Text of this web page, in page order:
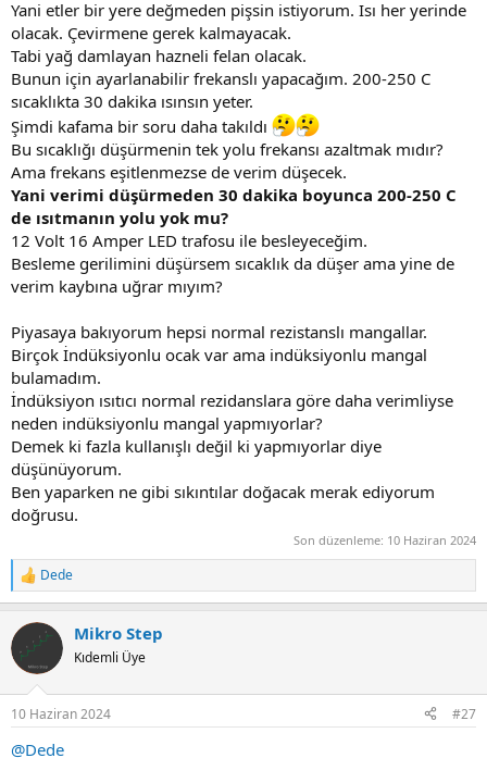
Yani etler bir yere değmeden pişsin istiyorum. Isı her yerinde
olacak. Çevirmene gerek kalmayacak.
Tabi yağ damlayan hazneli felan olacak.
Bunun için ayarlanabilir frekanslı yapacağım. 200-250 C
sıcaklıkta 30 dakika ısınsın yeter.
Şimdi kafama bir soru daha takıldı
Bu sıcaklığı düşürmenin tek yolu frekansı azaltmak mıdır?
Ama frekans eşitlenmezse de verim düşecek.
Yani verimi düşürmeden 30 dakika boyunca 200-250 C
de ısıtmanın yolu yok mu?
12 Volt 16 Amper LED trafosu ile besleyeceğim.
Besleme gerilimini düşürsem sıcaklık da düşer ama yine de
verim kaybına uğrar mıyım?
Piyasaya bakıyorum hepsi normal rezistanslı mangallar.
Birçok İndüksiyonlu ocak var ama indüksiyonlu mangal
bulamadım.
İndüksiyon ısıtıcı normal rezidanslara göre daha verimliyse
neden indüksiyonlu mangal yapmıyorlar?
Demek ki fazla kullanışlı değil ki yapmıyorlar diye
düşünüyorum.
Ben yaparken ne gibi sıkıntılar doğacak merak ediyorum
doğrusu.
Son düzenleme: 10 Haziran 2024
R
e
c
t
i
s
Dede
Mikro Step
Kıdemli Üye
10 Haziran 2024 #27
@Dede